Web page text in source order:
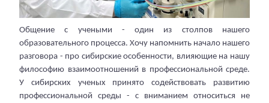
Общение с учеными - один из столпов нашего
образовательного процесса. Хочу напомнить начало нашего
разговора - про сибирские особенности, влияющие на нашу
философию взаимоотношений в профессиональной среде.
У сибирских ученых принято содействовать развитию
профессиональной среды - с вниманием относиться не